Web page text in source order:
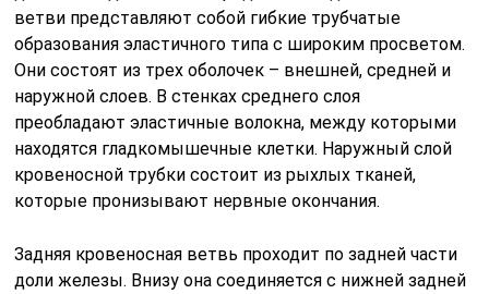
ветви представляют собой гибкие трубчатые
образования эластичного типа с широким просветом.
Они состоят из трех оболочек – внешней, средней и
наружной слоев. В стенках среднего слоя
преобладают эластичные волокна, между которыми
находятся гладкомышечные клетки. Наружный слой
кровеносной трубки состоит из рыхлых тканей,
которые пронизывают нервные окончания.
Задняя кровеносная ветвь проходит по задней части
доли железы. Внизу она соединяется с нижней задней